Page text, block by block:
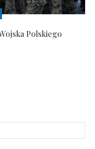
Polskiego